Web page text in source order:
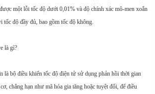
một lỗi tốc độ dưới 0,01% và độ chính xác mô-men xoắn
tốc độ đầy đủ, bao gồm tốc độ không.
là gì?
là bộ điều khiển tốc độ điện tử sử dụng phản hồi thời gian
chẳng hạn như mã hóa gia tăng hoặc tuyệt đối, để điều